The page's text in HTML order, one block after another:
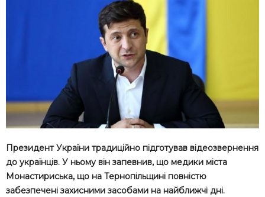
Президент України традиційно підготував відеозвернення
до українців. У ньому він запевнив, що медики міста
Монастириська, що на Тернопільщині повністю
забезпечені захисними засобами на найближчі дні.